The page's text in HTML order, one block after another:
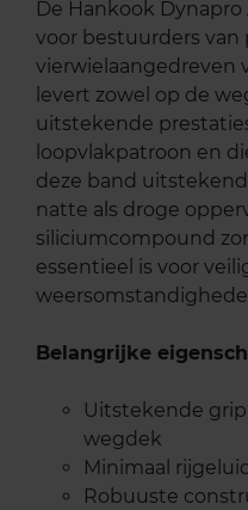
De Hankook
voor bestuurders van
vierwielaangedreven
levert zowel op de
uitstekende
loopvlakpatroon en
deze band
natte als droge
siliciumcompound
essentieel is voor
Belangrijke
Uitstekende
wegdek
Minimaal
Robuuste